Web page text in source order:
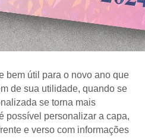
bem útil para o novo ano que
de sua utilidade, quando se
se torna mais
possível personalizar a capa,
e verso com informações